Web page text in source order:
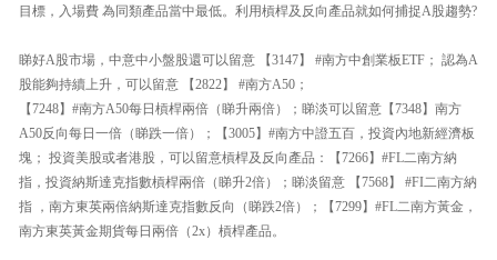
目標，入場費 為同類產品當中最低。利用槓桿及反向產品就如何捕捉A股趨勢?
睇好A股市場，中意中小盤股還可以留意 【3147】 #南方中創業板ETF； 認為A
股能夠持續上升，可以留意 【2822】 #南方A50；
【7248】#南方A50每日槓桿兩倍（睇升兩倍）；睇淡可以留意【7348】南方
A50反向每日一倍（睇跌一倍）；【3005】#南方中證五百，投資內地新經濟板
塊； 投資美股或者港股，可以留意槓桿及反向產品：【7266】#FL二南方納
指，投資納斯達克指數槓桿兩倍（睇升2倍）；睇淡留意 【7568】 #FI二南方納
指 ，南方東英兩倍納斯達克指數反向（睇跌2倍）；【7299】#FL二南方黃金，
南方東英黃金期貨每日兩倍（2x）槓桿產品。